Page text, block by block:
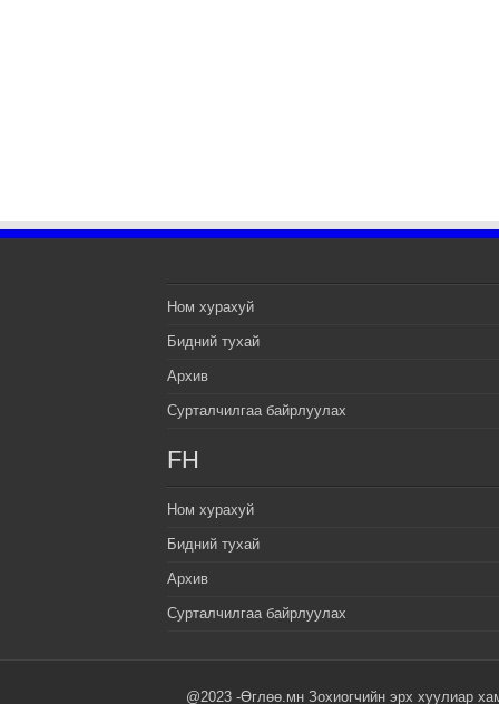
Ном хурахуй
Бидний тухай
Архив
Сурталчилгаа байрлуулах
FH
Ном хурахуй
Бидний тухай
Архив
Сурталчилгаа байрлуулах
@2023 -Өглөө.мн Зохиогчийн эрх хуулиар